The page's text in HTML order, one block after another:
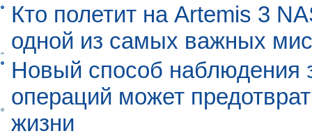
Кто полетит на Artemis 3
одной из самых важных
Новый способ наблюдения
операций может
жизни